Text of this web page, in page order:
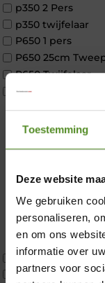
Toestemming
Deze website
We gebruiken
personaliseren,
en om ons
informatie over
partners voor
p350 2 Pers
p350 twijfelaar
P650 1 pers
P650 25cm
P650 Twijfelaar
Toppers
Maatvoering
1 persoon
Twijfelaar
Koudschuim
Latex
Traagschuim
Tweepersoons 1
Tweepersoons 1